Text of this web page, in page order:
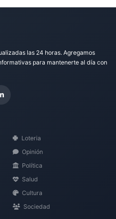
las 24 horas. Agregamos
para mantenerte al día con
Loteria
Opinión
Política
Salud
Cultura
Sociedad